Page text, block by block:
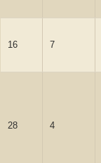
16 7
28 4